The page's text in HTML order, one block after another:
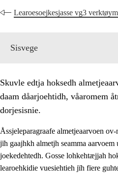
Learoesoejkesjasse vg3
Sisvege
Skuvle edtja hoksedh
daam dåarjoehtidh, våaromem
dorjesisnie.
Åssjeleparagraafe almetjeaarvoen
jïh gaajhkh almetjh seamma
joekedehtedh. Gosse lohkehtæjjah
learoehkidie vuesiehtieh jïh fïere